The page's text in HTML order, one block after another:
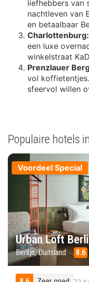
liefhebbers van
nachtleven van
en betaalbaar
Charlottenburg:
een luxe
winkelstraat
Prenzlauer
vol
sfeervol willen
Populaire hotels
Voordeel Special
Urban Loft
Berlijn, Duitsland 8.6